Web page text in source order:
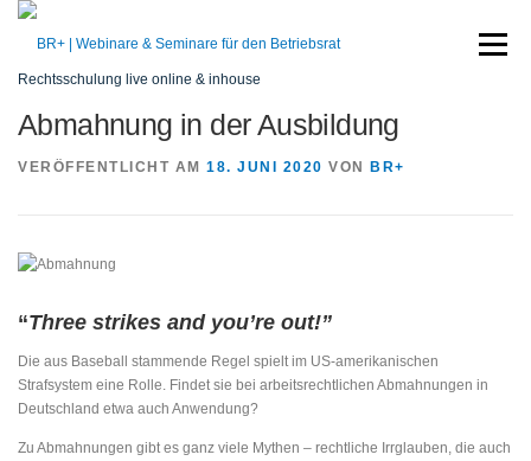
Zum
Rechtsschulung live online & inhouse
Menü
Abmahnung in der Ausbildung
VERÖFFENTLICHT AM 18. JUNI 2020 VON BR+
“Three strikes and you’re out!”
Die aus Baseball stammende Regel spielt im US-amerikanischen
Strafsystem eine Rolle. Findet sie bei arbeitsrechtlichen Abmahnungen in
Deutschland etwa auch Anwendung?
Zu Abmahnungen gibt es ganz viele Mythen – rechtliche Irrglauben, die auch